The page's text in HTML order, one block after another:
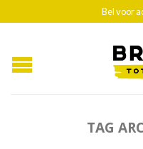
Bel voor
TAG